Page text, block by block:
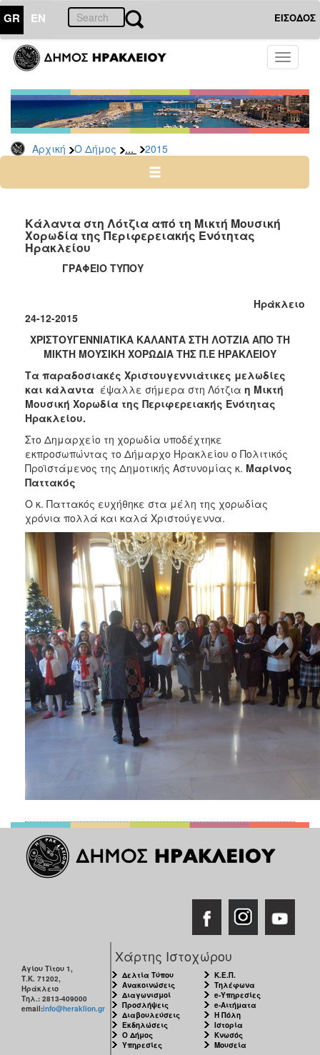
GR EN ΕΙΣΟΔΟΣ
Toggle
Αρχική Ο Δήμος ... 2015
ΔΗΜΟΣ
Δελτία
Τύπου
Αρχείο
2026
2024
2022
2021
2018
2017
2015
2013
2011
2010
2006
ΤΟΠΟΣ
ΠΟΛΙΤΙΣΜΟΣ
ΑΝΘΕΚΤΙΚΗ
ΠΟΛΗ
Κάλαντα στη Λότζια από τη Μικτή Μουσική
Χορωδία της Περιφερειακής Ενότητας
Ηρακλείου
ΓΡΑΦΕΙΟ ΤΥΠΟΥ
Ηράκλειο
24-12-2015
ΧΡΙΣΤΟΥΓΕΝΝΙΑΤΙΚΑ ΚΑΛΑΝΤΑ ΣΤΗ ΛΟΤΖΙΑ ΑΠΟ ΤΗ
ΜΙΚΤΗ ΜΟΥΣΙΚΗ ΧΟΡΩΔΙΑ ΤΗΣ Π.Ε ΗΡΑΚΛΕΙΟΥ
Τα παραδοσιακές Χριστουγεννιάτικες μελωδίες
και κάλαντα έψαλλε σήμερα στη Λότζια η Μικτή
Μουσική Χορωδία της Περιφερειακής Ενότητας
Ηρακλείου.
Στο Δημαρχείο τη χορωδία υποδέχτηκε
εκπροσωπώντας το Δήμαρχο Ηρακλείου ο Πολιτικός
Προϊστάμενος της Δημοτικής Αστυνομίας κ. Μαρίνος
Παττακός
Ο κ. Παττακός ευχήθηκε στα μέλη της χορωδίας
χρόνια πολλά και καλά Χριστούγεννα.
Αγίου Τίτου 1,
Τ.Κ. 71202,
Ηράκλειο
Τηλ.: 2813-409000
email:info@heraklion.gr
Χάρτης Ιστοχώρου
Δελτία Τύπου
Ανακοινώσεις
Διαγωνισμοί
Προσλήψεις
Διαβουλεύσεις
Εκδηλώσεις
Ο Δήμος
Υπηρεσίες
Κ.Ε.Π.
Τηλέφωνα
e-Υπηρεσίες
e-Αιτήματα
Η Πόλη
Ιστορία
Κνωσός
Μουσεία